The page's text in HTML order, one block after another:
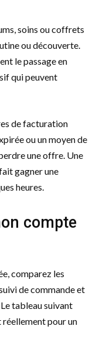
soins ou coffrets
ou découverte.
le passage en
qui peuvent
de facturation
ou un moyen de
une offre. Une
gagner une
heures.
compte
comparez les
de commande et
tableau suivant
pour un